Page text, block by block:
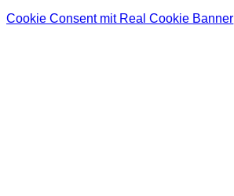
Cookie Consent mit Real Cookie Banner